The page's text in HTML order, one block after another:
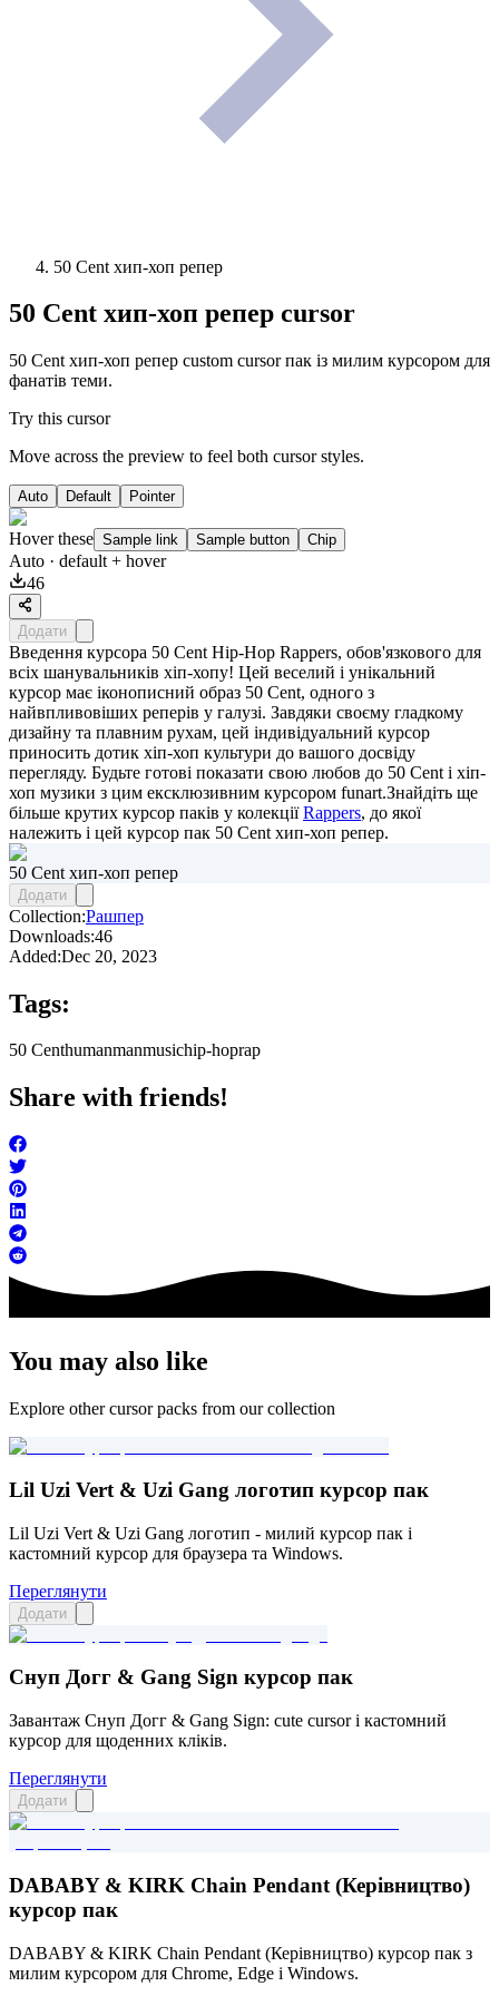
50 Cent хип-хоп репер
50 Cent хип-хоп репер cursor
50 Cent хип-хоп репер custom cursor пак із милим курсором для
фанатів теми.
Try this cursor
Move across the preview to feel both cursor styles.
Auto Default Pointer
Hover these Sample link Sample button Chip
Auto · default + hover
46
Додати
Введення курсора 50 Cent Hip-Hop Rappers, обов'язкового для
всіх шанувальників хіп-хопу! Цей веселий і унікальний
курсор має іконописний образ 50 Cent, одного з
найвпливовіших реперів у галузі. Завдяки своєму гладкому
дизайну та плавним рухам, цей індивідуальний курсор
приносить дотик хіп-хоп культури до вашого досвіду
перегляду. Будьте готові показати свою любов до 50 Cent і хіп-
хоп музики з цим ексклюзивним курсором funart.Знайдіть ще
більше крутих курсор паків у колекціїRappers, до якої
належить і цей курсор пак 50 Cent хип-хоп репер.
50 Cent хип-хоп репер
Додати
Collection:Рашпер
Downloads:46
Added:Dec 20, 2023
Tags:
50 Centhumanmanmusichip-hoprap
Share with friends!
You may also like
Explore other cursor packs from our collection
Lil Uzi Vert & Uzi Gang логотип курсор пак
Lil Uzi Vert & Uzi Gang логотип - милий курсор пак і
кастомний курсор для браузера та Windows.
Переглянути
Додати
Снуп Догг & Gang Sign курсор пак
Завантаж Снуп Догг & Gang Sign: cute cursor і кастомний
курсор для щоденних кліків.
Переглянути
Додати
DABABY & KIRK Chain Pendant (Керівництво)
курсор пак
DABABY & KIRK Chain Pendant (Керівництво) курсор пак з
милим курсором для Chrome, Edge і Windows.